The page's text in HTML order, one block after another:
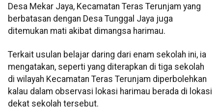
Desa Mekar Jaya, Kecamatan Teras Terunjam yang
berbatasan dengan Desa Tunggal Jaya juga
ditemukan mati akibat dimangsa harimau.
Terkait usulan belajar daring dari enam sekolah ini, ia
mengatakan, seperti yang diterapkan di tiga sekolah
di wilayah Kecamatan Teras Terunjam diperbolehkan
kalau dalam observasi lokasi harimau berada di lokasi
dekat sekolah tersebut.